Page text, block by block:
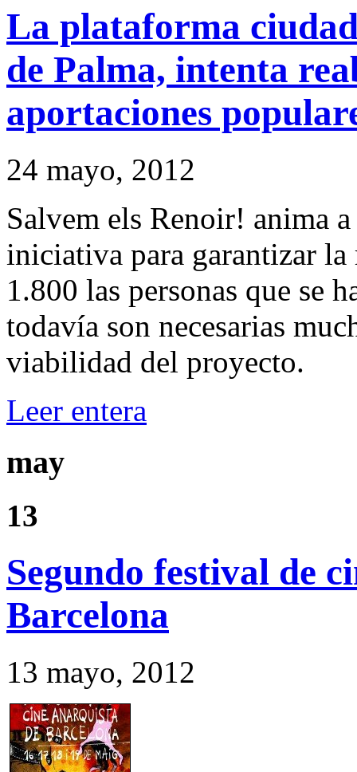
La plataforma
de Palma, intenta
aportaciones
24 mayo, 2012
Salvem els Renoir! anima
iniciativa para garantizar la
1.800 las personas que se
todavía son necesarias
viabilidad del proyecto.
Leer entera
may
13
Segundo festival de
Barcelona
13 mayo, 2012